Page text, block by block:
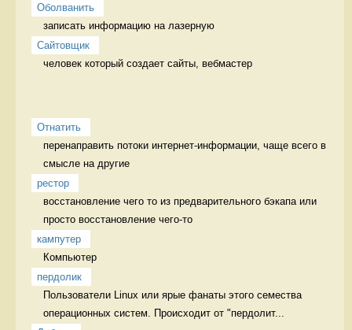
Оболванить
записать информацию на лазерную
Сайтовщик
человек который создает сайты, вебмастер
Отнатить
перенаправить потоки интернет-информации, чаще всего в
смысле на другие
рестор
восстановление чего то из предварительного бэкапа или
просто восстановление чего-то
кампутер
Компьютер
пердолик
Пользователи Linux или ярые фанаты этого семества
операционных систем. Происходит от "пердолит...